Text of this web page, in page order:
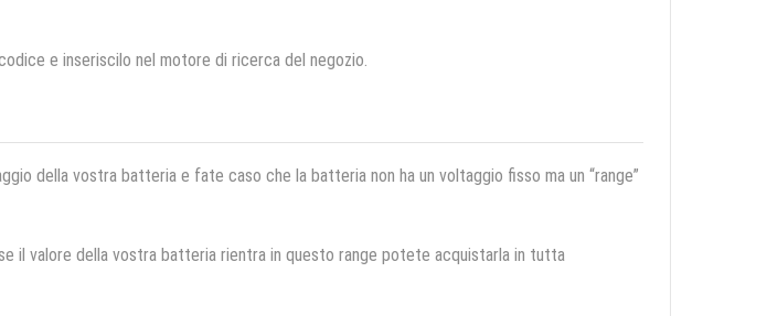
e inseriscilo nel motore di ricerca del negozio.
della vostra batteria e fate caso che la batteria non ha un voltaggio fisso ma un “range”
il valore della vostra batteria rientra in questo range potete acquistarla in tutta